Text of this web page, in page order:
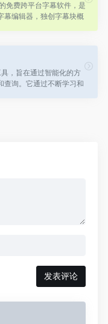
免费跨平台字幕软件，是
幕编辑器，独创字幕块概
，旨在通过智能化的方
查询。它通过不断学习和
发表评论